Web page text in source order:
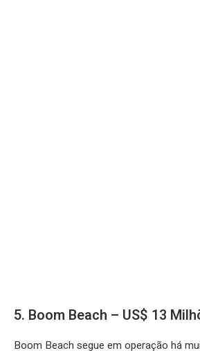
5. Boom Beach – US$ 13
Boom Beach segue em operação há